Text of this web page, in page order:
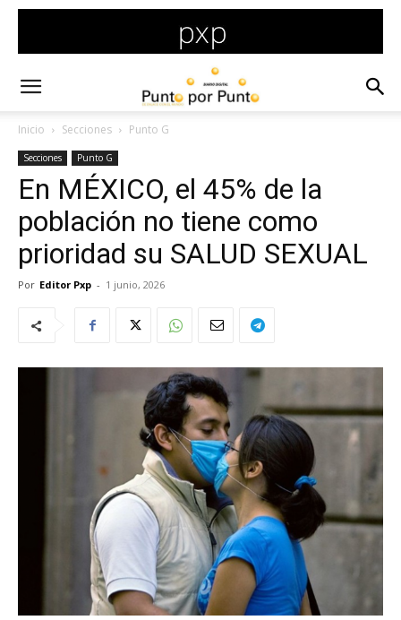
Inicio Secciones Punto G
Secciones Punto G
En MÉXICO, el 45% de la
población no tiene como
prioridad su SALUD SEXUAL
Por Editor Pxp - 1 junio, 2026